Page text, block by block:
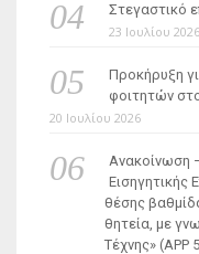
Στεγαστικό
23 Ιουλίου 2026
Προκήρυξη
φοιτητών
20 Ιουλίου 2026
Ανακοίνωση
Εισηγητικής
θέσης
θητεία, με
Τέχνης» (ΑΡΡ